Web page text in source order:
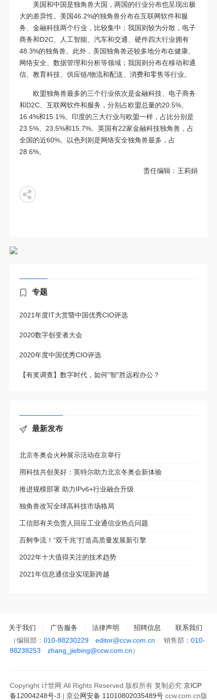
美国和中国是独角兽大国，两国的行业分布也呈现出极
大的差异性。美国46.2%的独角兽分布在互联网软件和服
务、金融科技两个行业，比较集中；我国则较为分散，电子
商务和D2C、人工智能、汽车和交通、硬件四大行业拥有
48.3%的独角兽。此外，美国独角兽还较多地分布在健康、
网络安全、数据管理和分析等领域；我国则分布在移动和通
信、教育科技、供应链/物流和配送、消费和零售等行业。
欧盟独角兽最多的三个行业依次是金融科技、电子商务
和D2C、互联网软件和服务，分别占欧盟总量的20.5%、
16.4%和15.1%。印度的三大行业与欧盟一样，占比分别是
23.5%、23.5%和15.7%。英国有22家金融科技独角兽，占
全国的近60%。以色列则是网络安全独角兽最多，占
28.6%。
责任编辑：王莉娟
专题
2021年度IT大赏暨中国优秀CIO评选
2020数字创变者大会
2020年度中国优秀CIO评选
【有奖调查】数字时代，如何“智”胜远程办公？
最新发布
北京冬奥会火种展示活动在京举行
用科技共创美好：英特尔助力北京冬奥会新体验
推进规模部署 助力IPv6+行业融合升级
独角兽改写全球高科技市场格局
工信部有关负责人回应工业通信业热点问题
百舸争流！“双千兆”打造高质量发展新引擎
2022年十大值得关注的技术趋势
2021年信息通信业实现新跨越
关于我们 广告服务 法律声明 招聘信息
联系我们
（编辑部： 010-88230229 editor@ccw.com.cn 销售部： 010-
88238253
zhang_jiebing@ccw.com.cn）
Copyright 计世网 All Rights Reserved 版权所有 复制必究 京ICP
备12004248号-3 | 京公网安备 11010802035489号 ccw.com.cn版